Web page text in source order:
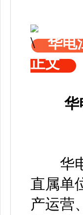
华电
正文
华
华电
直属单
产运营